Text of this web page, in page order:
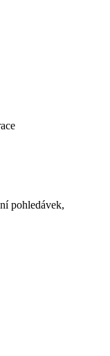
pohledávek,